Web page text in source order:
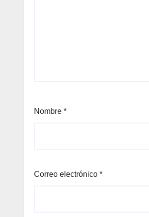
Nombre *
Correo electrónico *